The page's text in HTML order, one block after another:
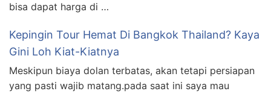
bisa dapat harga di …
Kepingin Tour Hemat Di Bangkok Thailand? Kaya
Gini Loh Kiat-Kiatnya
Meskipun biaya dolan terbatas, akan tetapi persiapan
yang pasti wajib matang.pada saat ini saya mau